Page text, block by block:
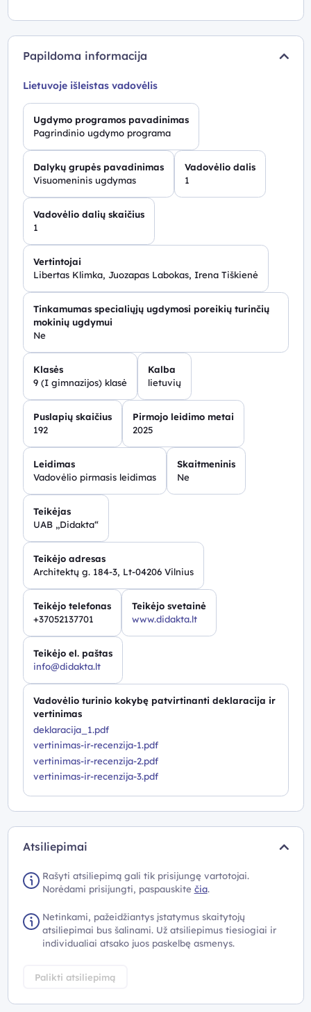
Papildoma informacija
Lietuvoje išleistas vadovėlis
Ugdymo programos pavadinimas
Pagrindinio ugdymo programa
Dalykų grupės pavadinimas
Visuomeninis ugdymas
Vadovėlio dalis
1
Vadovėlio dalių skaičius
1
Vertintojai
Libertas Klimka, Juozapas Labokas, Irena Tiškienė
Tinkamumas specialiųjų ugdymosi poreikių turinčių
mokinių ugdymui
Ne
Klasės
9 (I gimnazijos) klasė
Kalba
lietuvių
Puslapių skaičius
192
Pirmojo leidimo metai
2025
Leidimas
Vadovėlio pirmasis leidimas
Skaitmeninis
Ne
Teikėjas
UAB „Didakta“
Teikėjo adresas
Architektų g. 184-3, Lt-04206 Vilnius
Teikėjo telefonas
+37052137701
Teikėjo svetainė
www.didakta.lt
Teikėjo el. paštas
info@didakta.lt
Vadovėlio turinio kokybę patvirtinanti deklaracija ir
vertinimas
deklaracija_1.pdf
vertinimas-ir-recenzija-1.pdf
vertinimas-ir-recenzija-2.pdf
vertinimas-ir-recenzija-3.pdf
Atsiliepimai
Rašyti atsiliepimą gali tik prisijungę vartotojai.
Norėdami prisijungti, paspauskite čia.
Netinkami, pažeidžiantys įstatymus skaitytojų
atsiliepimai bus šalinami. Už atsiliepimus tiesiogiai ir
individualiai atsako juos paskelbę asmenys.
Palikti atsiliepimą